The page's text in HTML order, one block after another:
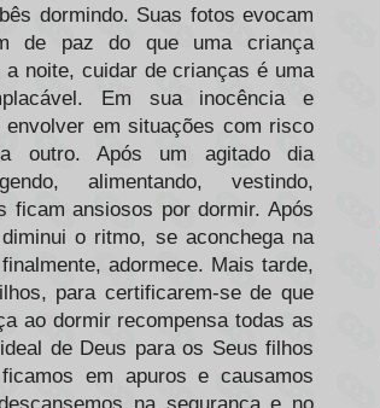
dormindo. Suas fotos evocam
de paz do que uma criança
noite, cuidar de crianças é uma
Em sua inocência e
em situações com risco
outro. Após um agitado dia
alimentando, vestindo,
ficam ansiosos por dormir. Após
o ritmo, se aconchega na
adormece. Mais tarde,
para certificarem-se de que
ao dormir recompensa todas as
de Deus para os Seus filhos
em apuros e causamos
na segurança e no